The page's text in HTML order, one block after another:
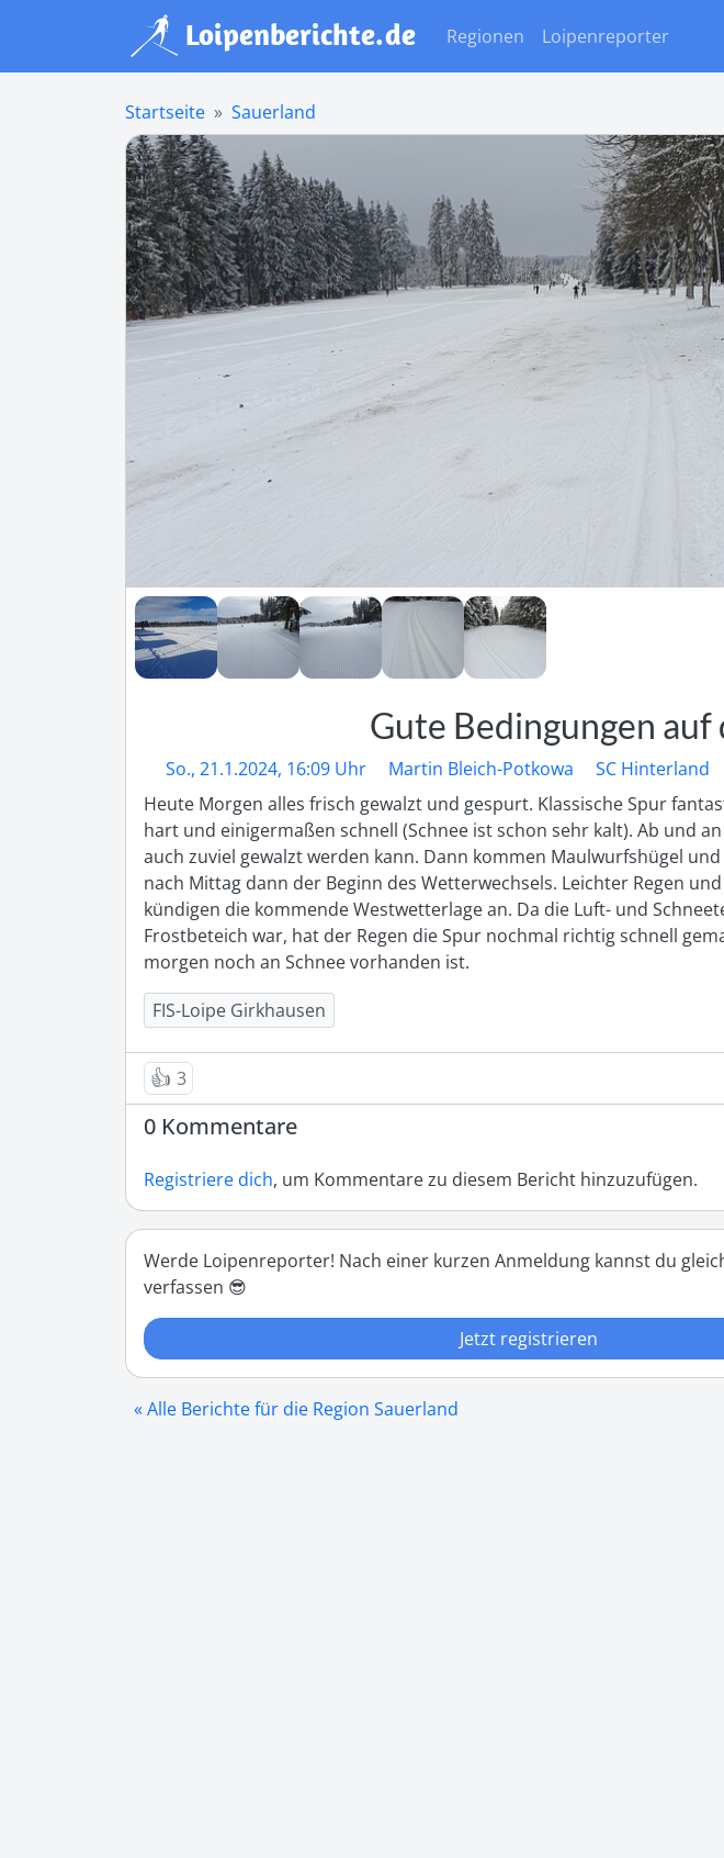
Regionen Loipenreporter
Startseite Sauerland
Gute Bedingungen
So., 21.1.2024, 16:09 Uhr Martin Bleich-Potkowa
SC Hinterland
Heute Morgen alles frisch gewalzt und gespurt. Klassische Spur
hart und einigermaßen schnell (Schnee ist schon sehr kalt). Ab und
auch zuviel gewalzt werden kann. Dann kommen Maulwurfshügel
nach Mittag dann der Beginn des Wetterwechsels. Leichter Regen
kündigen die kommende Westwetterlage an. Da die Luft- und
Frostbeteich war, hat der Regen die Spur nochmal richtig schnell
morgen noch an Schnee vorhanden ist.
FIS-Loipe Girkhausen
👍 3
0 Kommentare
Registriere dich, um Kommentare zu diesem Bericht hinzuzufügen.
Werde Loipenreporter! Nach einer kurzen Anmeldung kannst du
verfassen 😎
Jetzt registrieren
« Alle Berichte für die Region Sauerland